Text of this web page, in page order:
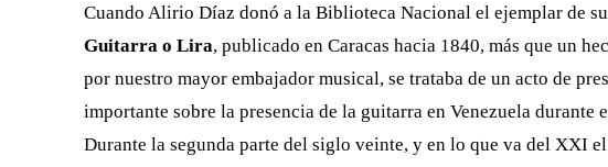
Cuando Alirio Díaz donó a la Biblioteca Nacional el ejemplar de
Guitarra o Lira, publicado en Caracas hacia 1840, más que un
por nuestro mayor embajador musical, se trataba de un acto de
importante sobre la presencia de la guitarra en Venezuela durante
Durante la segunda parte del siglo veinte, y en lo que va del XXI